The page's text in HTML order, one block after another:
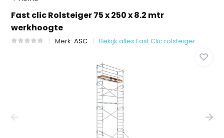
Fast clic Rolsteiger 75 x 250 x 8.2 mtr
werkhoogte
Merk:ASC Bekijk alles Fast Clic rolsteiger